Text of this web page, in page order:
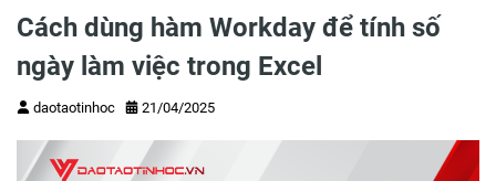
Cách dùng hàm Workday để tính số
ngày làm việc trong Excel
daotaotinhoc 21/04/2025